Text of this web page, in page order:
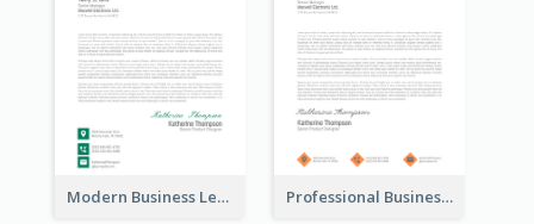
Modern Business Letterhead Professional Business Letterhead